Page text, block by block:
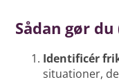
Sådan gør
Identificér
situationer,